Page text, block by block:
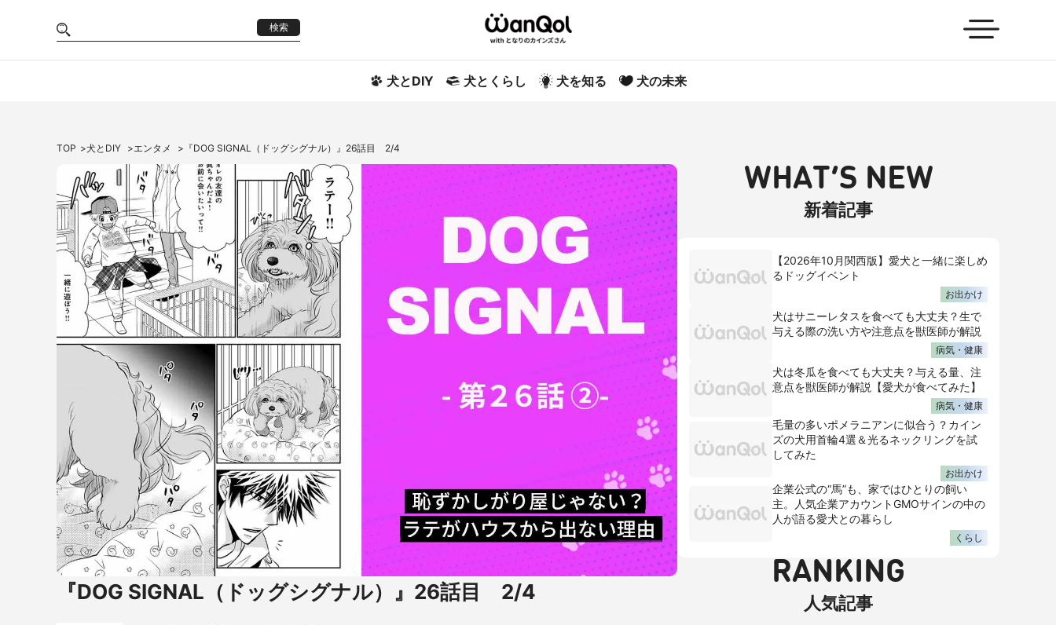
検索
犬とDIY 犬とくらし 犬を知る 犬の未来
TOP 犬とDIY エンタメ 『DOG SIGNAL（ドッグシグナル）』26話目 2/4
『DOG SIGNAL（ドッグシグナル）』26話目 2/4
WHAT’S NEW
新着記事
【2026年10月関西版】愛犬と一緒に楽しめ
るドッグイベント
お出かけ
犬はサニーレタスを食べても大丈夫？生で
与える際の洗い方や注意点を獣医師が解説
病気・健康
犬は冬瓜を食べても大丈夫？与える量、注
意点を獣医師が解説【愛犬が食べてみた】
病気・健康
毛量の多いポメラニアンに似合う？カイン
ズの犬用首輪4選＆光るネックリングを試
してみた
お出かけ
企業公式の“馬”も、家ではひとりの飼い
主。人気企業アカウントGMOサインの中の
人が語る愛犬との暮らし
くらし
RANKING
人気記事